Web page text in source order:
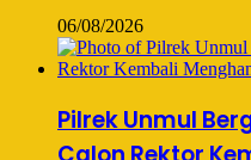
06/08/2026
Pilrek Unmul